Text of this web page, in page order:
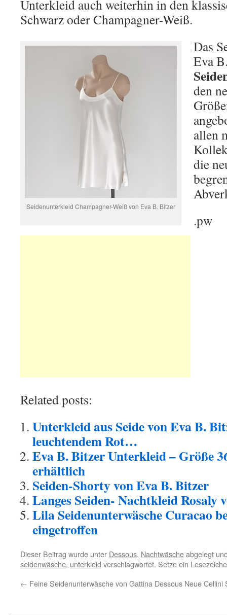
Unterkleid auch weiterhin in den
Schwarz oder Champagner-Weiß.
Seidenunterkleid Champagner-Weiß von Eva B. Bitzer
Das
Eva
den
allen
die
.pw
Related posts:
Unterkleid aus Seide von Eva B.
leuchtendem Rot…
Eva B. Bitzer Unterkleid – Größe
erhältlich
Seiden-Shorty von Eva B. Bitzer
Langes Seiden- Nachtkleid Rosaly
Lila Seidenunterwäsche Curacao
eingetroffen
Dieser Beitrag wurde unter Dessous, Nachtwäscheabgelegt
seidenwäsche, unterkleid verschlagwortet. Setze ein
← Feine Seidenunterwäsche von Gattina Dessous Neue Cellini